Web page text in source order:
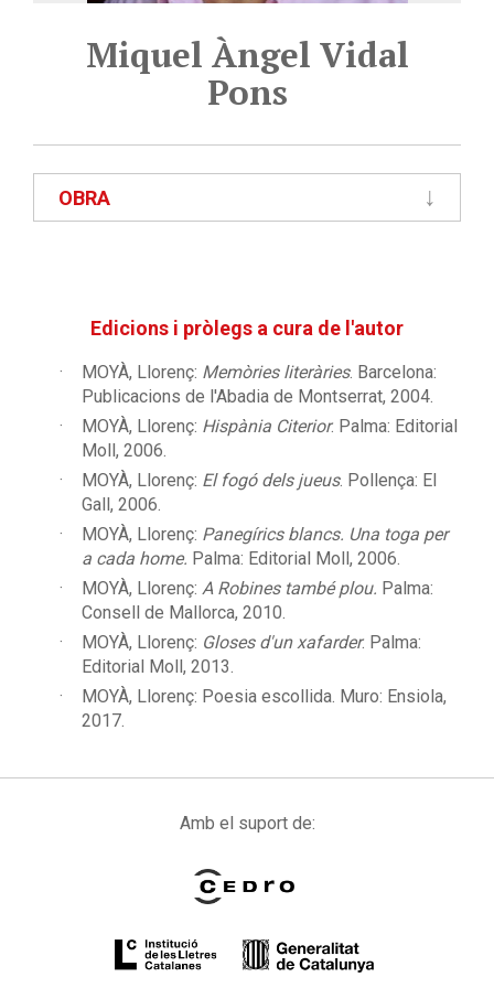
Miquel Àngel Vidal
Pons
OBRA
Edicions i pròlegs a cura de l'autor
MOYÀ, Llorenç: Memòries literàries. Barcelona:
Publicacions de l'Abadia de Montserrat, 2004.
MOYÀ, Llorenç: Hispània Citerior. Palma: Editorial
Moll, 2006.
MOYÀ, Llorenç: El fogó dels jueus. Pollença: El
Gall, 2006.
MOYÀ, Llorenç: Panegírics blancs. Una toga per
a cada home. Palma: Editorial Moll, 2006.
MOYÀ, Llorenç: A Robines també plou. Palma:
Consell de Mallorca, 2010.
MOYÀ, Llorenç: Gloses d'un xafarder. Palma:
Editorial Moll, 2013.
MOYÀ, Llorenç: Poesia escollida. Muro: Ensiola,
2017.
Amb el suport de: